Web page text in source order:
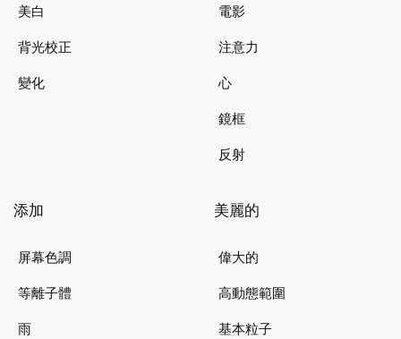
美白
背光校正
變化
電影
注意力
心
鏡框
反射
添加
屏幕色調
等離子體
雨
美麗的
偉大的
高動態範圍
基本粒子